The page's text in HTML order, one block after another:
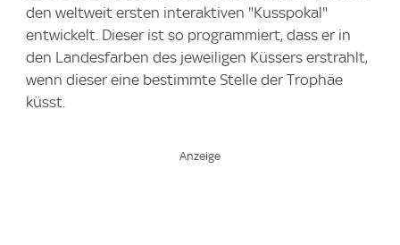
den weltweit ersten interaktiven "Kusspokal"
entwickelt. Dieser ist so programmiert, dass er in
den Landesfarben des jeweiligen Küssers erstrahlt,
wenn dieser eine bestimmte Stelle der Trophäe
küsst.